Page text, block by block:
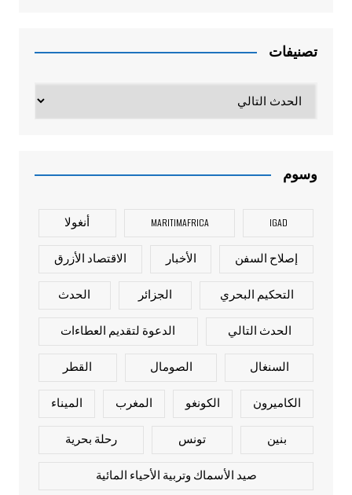
تصنيفات
وسوم
IGAD
MARITIMAFRICA أنغولا
إصلاح السفن الأخبار الاقتصاد الأزرق
التحكيم البحري الجزائر الحدث
الحدث التالي الدعوة لتقديم العطاءات
السنغال الصومال القطر
الكاميرون الكونغو المغرب الميناء
بنين تونس رحلة بحرية
صيد الأسماك وتربية الأحياء المائية